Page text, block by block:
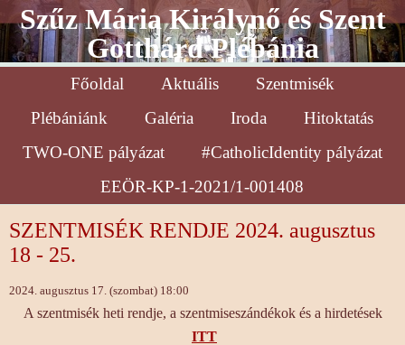
Szűz Mária Királynő és Szent
Gotthárd Plébánia
Főoldal Aktuális
Szentmisék
Plébániánk
Galéria Iroda
Hitoktatás
TWO-ONE pályázat
#CatholicIdentity pályázat
EEÖR-KP-1-2021/1-001408
SZENTMISÉK RENDJE 2024. augusztus
18 - 25.
2024. augusztus 17. (szombat) 18:00
A szentmisék heti rendje, a szentmiseszándékok és a hirdetések
ITT